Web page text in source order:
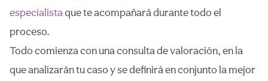
especialistaque te acompañará durante todo el
proceso.
Todo comienza con una consulta de valoración, en la
que analizarán tu caso y se definirá en conjunto la mejor